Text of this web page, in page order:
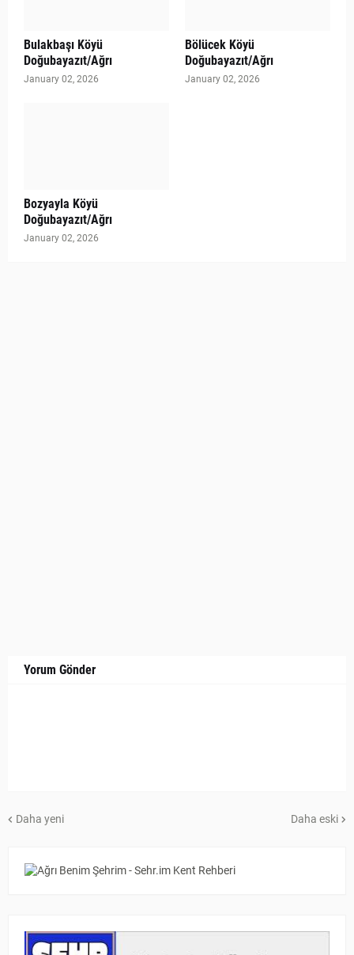
Bulakbaşı Köyü
Doğubayazıt/Ağrı
January 02, 2026
Bölücek Köyü
Doğubayazıt/Ağrı
January 02, 2026
Bozyayla Köyü
Doğubayazıt/Ağrı
January 02, 2026
Yorum Gönder
Daha yeni Daha eski